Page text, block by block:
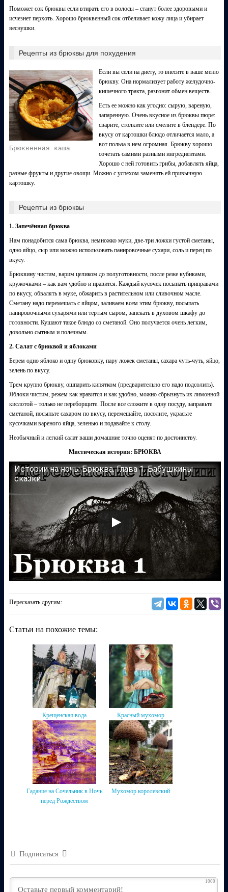
Поможет сок брюквы если втирать его в волосы – станут более здоровыми и
исчезнет перхоть. Хорошо брюквенный сок отбеливает кожу лица и убирает
веснушки.
Рецепты из брюквы для похудения
Брюквенная каша
Если вы сели на диету, то внесите в ваше меню
брюкву. Она нормализует работу желудочно-
кишечного тракта, разгонит обмен веществ.
Есть ее можно как угодно: сырую, вареную,
запаренную. Очень вкусное из брюквы пюре:
сварите, столките или смелите в блендере. По
вкусу от картошки блюдо отличается мало, а
вот польза в нем огромная. Брюкву хорошо
сочетать самими разными ингредиентами.
Хорошо с ней готовить грибы, добавлять яйца,
разные фрукты и другие овощи. Можно с успехом заменять ей привычную
картошку.
Рецепты из брюквы
1. Запечённая брюква
Нам понадобится сама брюква, немножко муки, две-три ложки густой сметаны,
одно яйцо, сыр или можно использовать панировочные сухари, соль и перец по
вкусу.
Брюквину чистим, варим целиком до полуготовности, после реже кубиками,
кружочками – как вам удобно и нравится. Каждый кусочек посыпать приправами
по вкусу, обвалять в муке, обжарить в растительном или сливочном масле.
Сметану надо перемешать с яйцом, заливаем всем этим брюкву, посыпать
панировочными сухарями или тертым сыром, запекать в духовом шкафу до
готовности. Кушают такое блюдо со сметаной. Оно получается очень легким,
довольно сытным и полезным.
2. Салат с брюквой и яблоками
Берем одно яблоко и одну брюковку, пару ложек сметаны, сахара чуть-чуть, яйцо,
зелень по вкусу.
Трем крупно брюкву, ошпарить кипятком (предварительно его надо подсолить).
Яблоки чистим, режем как нравится и как удобно, можно сбрызнуть их лимонной
кислотой – только не переборщите. После все сложите в одну посуду, заправьте
сметаной, посыпьте сахаром по вкусу, перемешайте, посолите, украсьте
кусочками вареного яйца, зеленью и подавайте к столу.
Необычный и легкий салат ваши домашние точно оценят по достоинству.
Мистическая история: БРЮКВА
Истории на ночь: Брюква. Глава 1. Бабушкины
сказки
Пересказать другим:
Статьи на похожие темы:
Крещенская вода Красный мухомор
Гадание на Сочельник в Ночь
перед Рождеством
Мухомор королевский
Подписаться
1000